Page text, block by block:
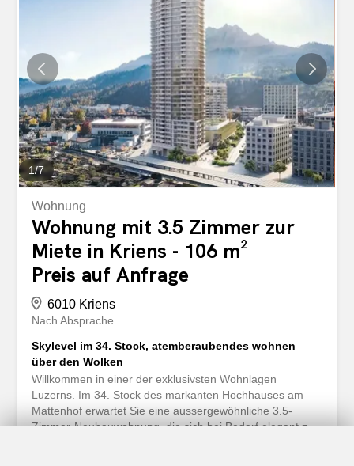
werden. Mindestlaufzeit bis April 2029. Dieses
BETTERHOMES-Angebot zeichnet sich durch folgende
Vorteile aus: - sehr zentral - sehr gute Isolation vor Lärm,
Ringhörigkeit, Wärme und Kälte - neuwertig, modern und
repräsentativ - Akkustik-Decke - bis zu drei Parkplätze
verfügbar. - eigener Gartensitzplatz - eigene Büroküche,
Toilette und Dusche - und, und, und ... Interessiert?
Kontaktieren Sie uns für eine unverbindliche
Besichtigung! Nichts Passendes gefunden? Über...
1/7
Wohnung
Wohnung mit 3.5 Zimmer zur
Miete in Kriens - 106 m²
Preis auf Anfrage
6010 Kriens
Nach Absprache
Skylevel im 34. Stock, atemberaubendes wohnen
über den Wolken
Willkommen in einer der exklusivsten Wohnlagen
Luzerns. Im 34. Stock des markanten Hochhauses am
Mattenhof erwartet Sie eine aussergewöhnliche 3.5-
Zimmer-Neubauwohnung, die sich bei Bedarf elegant zu